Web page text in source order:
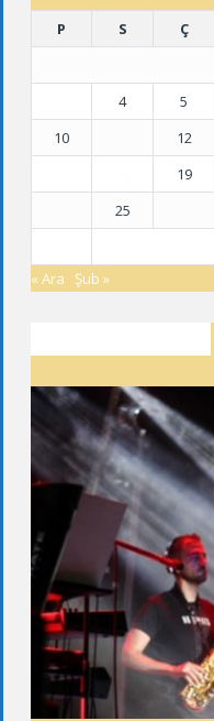
P
S Ç
4 5
10
12
19
25
« Ara Şub »